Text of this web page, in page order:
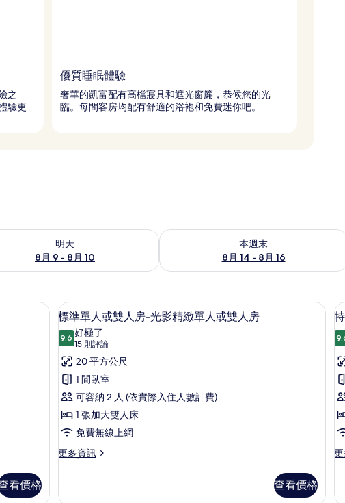
之
驗更
優質睡眠體驗
奢華的凱富配有高檔寢具和遮光窗簾，恭候您的光
臨。每間客房均配有舒適的浴袍和免費迷你吧。
明天
8月 9 - 8月 10
(8月 9 - 8月 10) 的供應情況
本週末
8月 14 - 8月 16
查看本週末 (8月 14 - 8月 16) 的供應情
、客房內保險箱、書桌
看價格
顯
示
標
準
單
人
或
雙
人
標準單人或雙人房-光影精緻單人或雙
9
標準單人或雙人房-光影精緻單人或雙人房
9.69.6 分，滿分 10 分
好極了
15 則評論
(15
則
評
論)
20 平方公尺
1 間臥室
可容納 2 人 (依實際入住人數計費)
1 張加大雙人床
免費無線上網
更多資訊
更
查看價格
顯
更